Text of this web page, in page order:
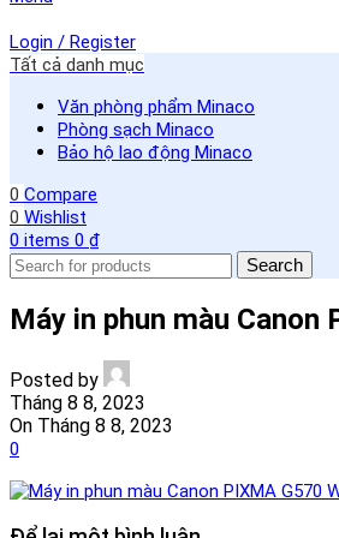
Login / Register
Tất cả danh mục
Văn phòng phẩm Minaco
Phòng sạch Minaco
Bảo hộ lao động Minaco
0 Compare
0 Wishlist
0 items 0 ₫
Search
Máy in phun màu Canon
Posted by
Tháng 8 8, 2023
On Tháng 8 8, 2023
0